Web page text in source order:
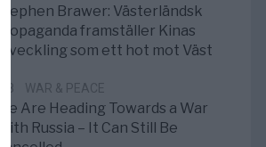
Stephen Brawer: Västerländsk
propaganda framställer Kinas
utveckling som ett hot mot Väst
1/8 WAR & PEACE
We Are Heading Towards a War
With Russia – It Can Still Be